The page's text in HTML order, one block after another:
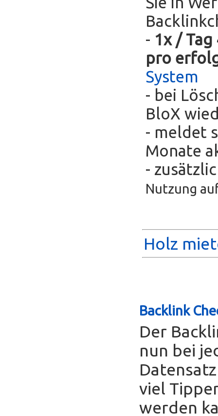
- 1x /
pro
System
- bei
BloX
- meldet
Monate
-
Nutzung
Holz
Backlink
Der
nun bei
viel
werden